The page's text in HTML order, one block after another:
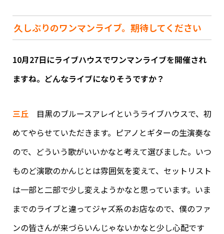
久しぶりのワンマンライブ。期待してください
10月27日にライブハウスでワンマンライブを開催され
ますね。どんなライブになりそうですか？
三丘目黒のブルースアレイというライブハウスで、初
めてやらせていただきます。ピアノとギターの生演奏な
ので、どういう歌がいいかなと考えて選びました。いつ
ものど演歌のかんじとは雰囲気を変えて、セットリスト
は一部と二部で少し変えようかなと思っています。いま
までのライブと違ってジャズ系のお店なので、僕のファ
ンの皆さんが来づらいんじゃないかなと少し心配です